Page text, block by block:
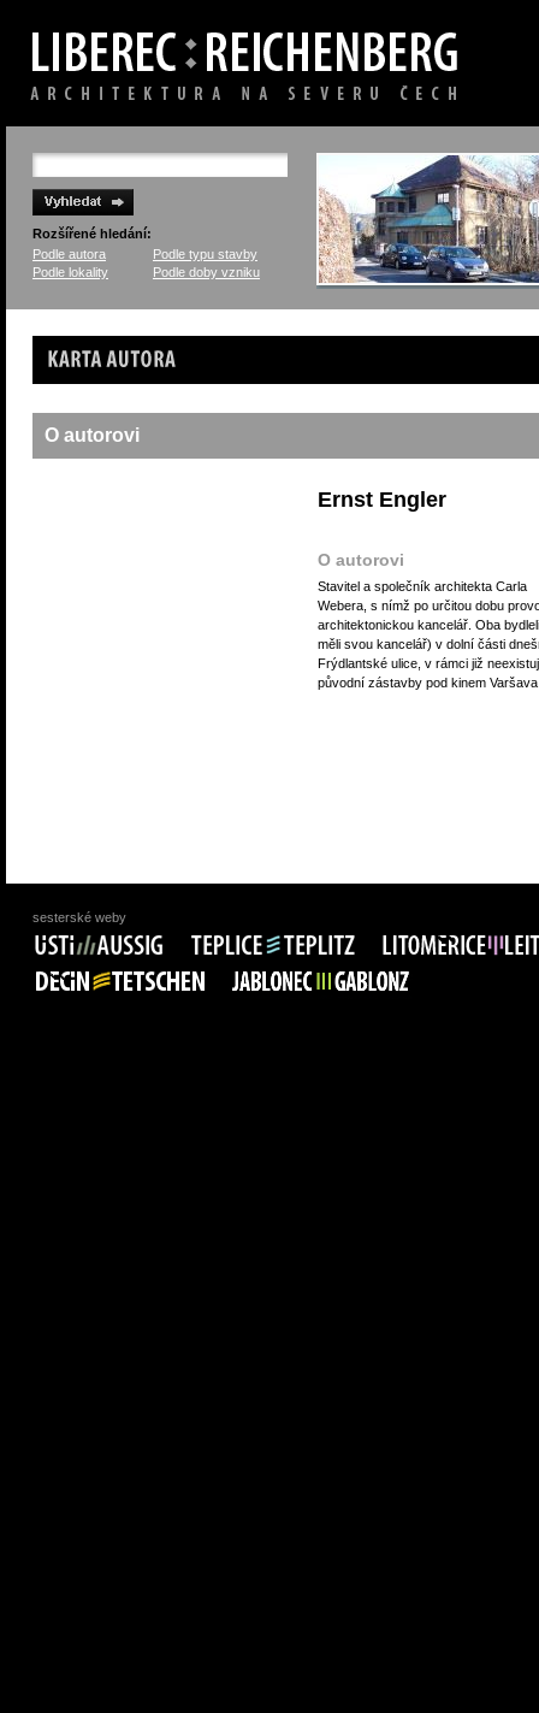
Rozšířené hledání:
Podle autora
Podle typu stavby
Podle lokality
Podle doby vzniku
Karta autora
O autorovi
Ernst Engler
O autorovi
Stavitel a společník architekta Carla
Webera, s nímž po určitou dobu
architektonickou kancelář. Oba
měli svou kancelář) v dolní části
Frýdlantské ulice, v rámci již
původní zástavby pod kinem
sesterské weby